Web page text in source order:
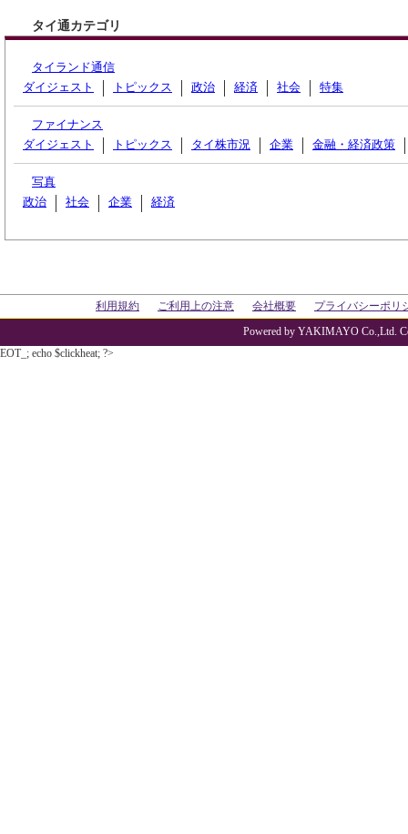
タイ通カテゴリ
タイランド通信
ダイジェスト
トピックス 政治 経済 社会 特集
ファイナンス
ダイジェスト
トピックス タイ株市況 企業 金融・経済政策
写真
政治
社会 企業 経済
利用規約 ご利用上の注意 会社概要 プライバシーポリ
Powered by YAKIMAYO Co.,Ltd.
EOT_; echo $clickheat; ?>